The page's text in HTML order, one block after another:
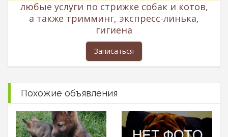
любые услуги по стрижке собак и котов,
а также тримминг, экспресс-линька,
гигиена
Записаться
Похожие объявления